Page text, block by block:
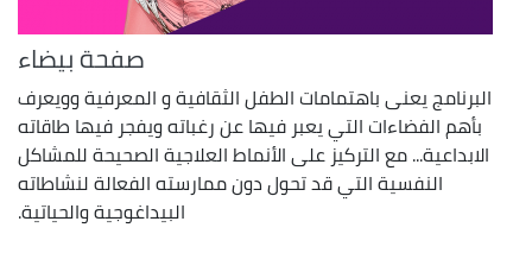
صفحة بيضاء
البرنامج يعنى باهتمامات الطفل الثقافية و المعرفية وويعرف
بأهم الفضاءات التي يعبر فيها عن رغباته ويفجر فيها طاقاته
الابداعية... مع التركيز على الأنماط العلاجية الصحيحة للمشاكل
النفسية التي قد تحول دون ممارسته الفعالة لنشاطاته
البيداغوجية والحياتية.